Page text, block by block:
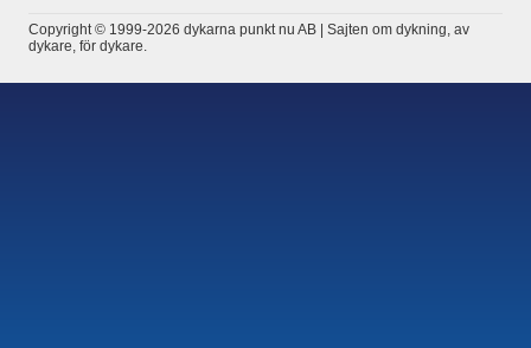
Copyright © 1999-2026 dykarna punkt nu AB | Sajten om dykning, av
dykare, för dykare.